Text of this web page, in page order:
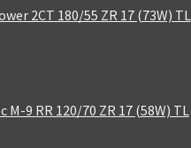
2CT 180/55 ZR 17 (73W) TL
9 RR 120/70 ZR 17 (58W) TL